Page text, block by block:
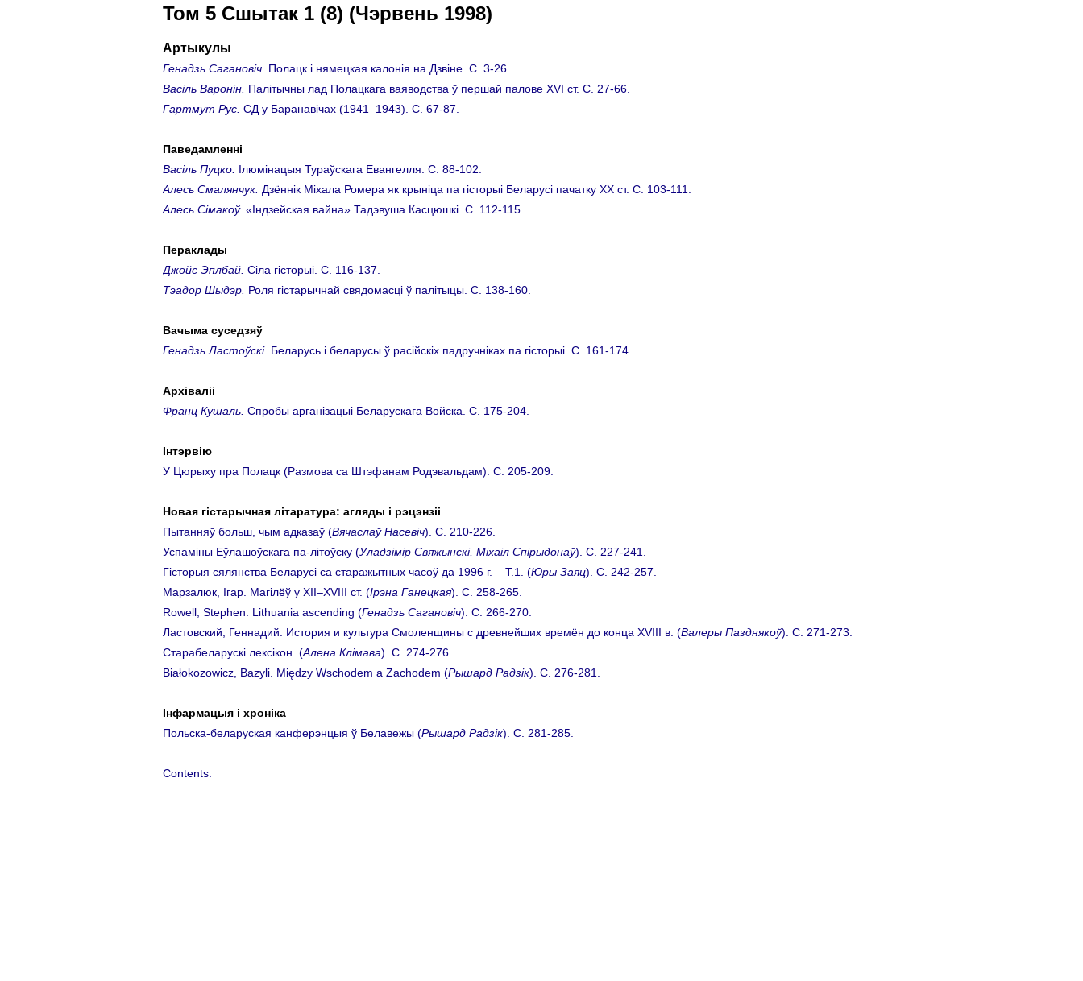
Том 5 Сшытак 1 (8) (Чэрвень 1998)
Артыкулы
Генадзь Сагановiч. Полацк і нямецкая калонія на Дзвіне. C. 3-26.
Васіль Варонін. Палітычны лад Полацкага ваяводства ў першай палове XVI ст. C. 27-66.
Гартмут Рус. СД у Баранавічах (1941–1943). C. 67-87.
Паведамленні
Васіль Пуцко. Ілюмінацыя Тураўскага Евангелля. C. 88-102.
Алесь Смалянчук. Дзённiк Мiхала Ромера як крынiца па гiсторыi Беларусi пачатку ХХ ст. C. 103-111.
Алесь Сімакоў. «Iндзейская вайна» Тадэвуша Касцюшкi. C. 112-115.
Пераклады
Джойс Эплбай. Сіла гісторыі. C. 116-137.
Тэадор Шыдэр. Роля гiстарычнай свядомасцi ў палiтыцы. C. 138-160.
Вачыма суседзяў
Генадзь Ластоўскі. Беларусь і беларусы ў расійскіх падручніках па гісторыі. C. 161-174.
Архiвалii
Франц Кушаль. Спробы арганiзацыi Беларускага Войска. C. 175-204.
Інтэрвію
У Цюрыху пра Полацк (Размова са Штэфанам Родэвальдам). C. 205-209.
Новая гiстарычная лiтаратура: агляды i рэцэнзii
Пытанняў больш, чым адказаў (Вячаслаў Насевіч). C. 210-226.
Успаміны Еўлашоўскага па-літоўску (Уладзімір Свяжынскі, Міхаіл Спірыдонаў). C. 227-241.
Гісторыя сялянства Беларусі са старажытных часоў да 1996 г. – Т.1. (Юры Заяц). C. 242-257.
Марзалюк, Ігар. Магілёў у ХІІ–ХVIII cт. (Ірэна Ганецкая). C. 258-265.
Rowell, Stephen. Lithuania ascending (Генадзь Сагановіч). C. 266-270.
Ластовский, Геннадий. История и культура Смоленщины с древнейших времён до конца XVIII в. (Валеры Пазднякоў). C. 271-273.
Старабеларускі лексікон. (Алена Клімава). C. 274-276.
Białokozowicz, Bazyli. Między Wschodem a Zachodem (Рышард Радзiк). C. 276-281.
Інфармацыя і хроніка
Польска-беларуская канферэнцыя ў Белавежы (Рышард Радзік). C. 281-285.
Contents.